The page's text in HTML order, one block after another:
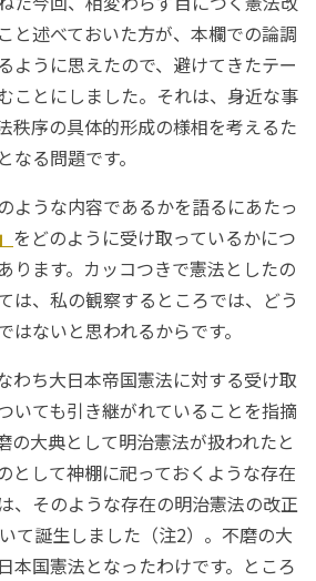
と述べておいた方が、本欄での論調
ように思えたので、避けてきたテー
ことにしました。それは、身近な事
秩序の具体的形成の様相を考えるた
る問題です。
ような内容であるかを語るにあたっ
をどのように受け取っているかにつ
ります。カッコつきで憲法としたの
は、私の観察するところでは、どう
はないと思われるからです。
わち大日本帝国憲法に対する受け取
いても引き継がれていることを指摘
の大典として明治憲法が扱われたと
として神棚に祀っておくような存在
、そのような存在の明治憲法の改正
て誕生しました（注2）。不磨の大
本国憲法となったわけです。ところ